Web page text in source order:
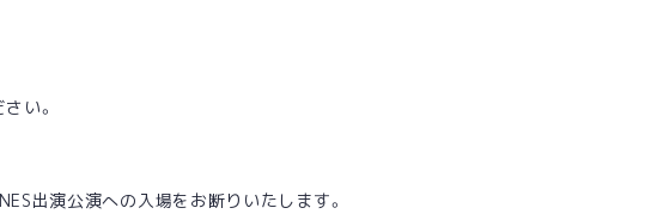
い。
出演公演への入場をお断りいたします。